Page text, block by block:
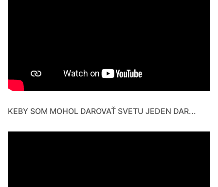
KEBY SOM MOHOL DAROVAŤ SVETU JEDEN DAR...